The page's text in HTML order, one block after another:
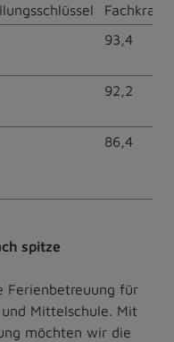
93,4
92,2
86,4
spitze
Ferienbetreuung für
Mittelschule. Mit
möchten wir die